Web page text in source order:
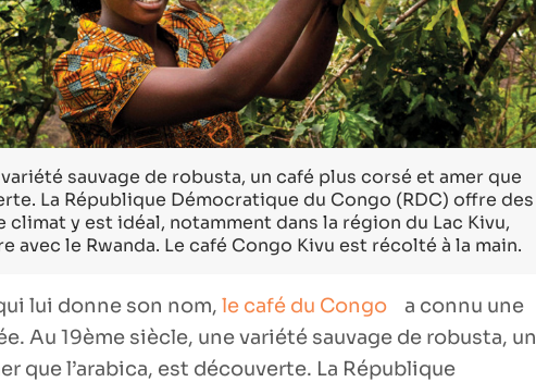
sauvage de robusta, un café plus corsé et amer que
La République Démocratique du Congo (RDC) offre des
y est idéal, notamment dans la région du Lac Kivu,
avec le Rwanda. Le café Congo Kivu est récolté à la main.
lui donne son nom, le café du Congo
a connu une
Au 19ème siècle, une variété sauvage de robusta, un
que l’arabica, est découverte. La République